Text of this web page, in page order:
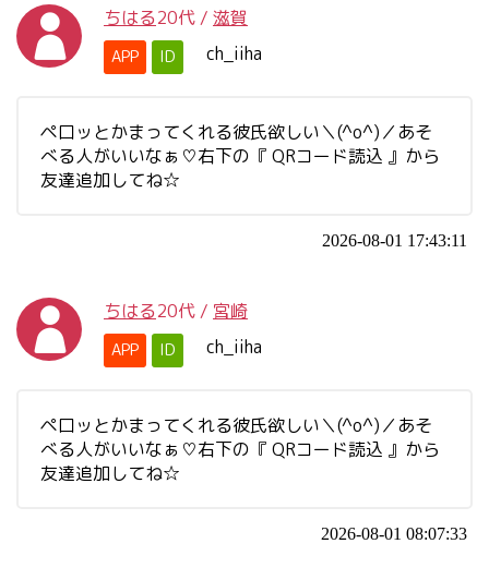
ちはる20代 / 滋賀
APP ID ch_iiha
ペ口ッとかまってくれる彼氏欲しい＼(^o^)／あそ
べる人がいいなぁ♡右下の『 QRコード読込 』から
友達追加してね☆
2026-08-01 17:43:11
ちはる20代 / 宮崎
APP ID ch_iiha
ペ口ッとかまってくれる彼氏欲しい＼(^o^)／あそ
べる人がいいなぁ♡右下の『 QRコード読込 』から
友達追加してね☆
2026-08-01 08:07:33